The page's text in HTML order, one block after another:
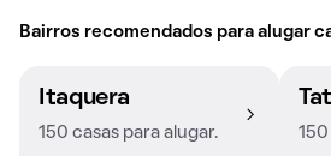
Bairros recomendados para alugar
Itaquera
150 casas para alugar. 150